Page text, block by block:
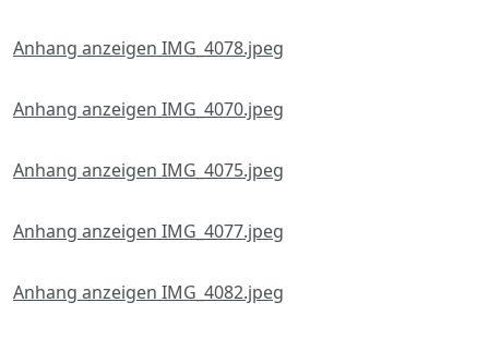
Anhang anzeigen IMG_4078.jpeg
Anhang anzeigen IMG_4070.jpeg
Anhang anzeigen IMG_4075.jpeg
Anhang anzeigen IMG_4077.jpeg
Anhang anzeigen IMG_4082.jpeg